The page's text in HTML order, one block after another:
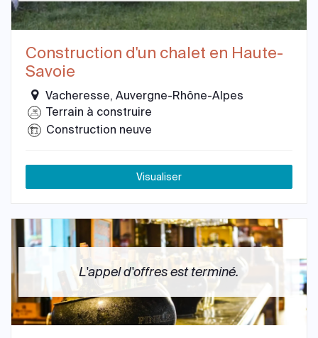
Construction d'un chalet en Haute-
Savoie
Vacheresse, Auvergne-Rhône-Alpes
Terrain à construire
Construction neuve
Visualiser
L'appel d'offres est terminé.